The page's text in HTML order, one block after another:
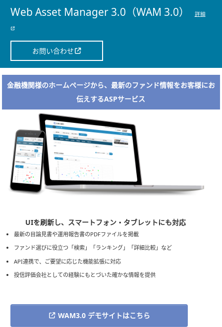
Web Asset Manager 3.0（WAM 3.0） 詳細
お問い合わせ
金融機関様のホームページから、最新のファンド情報をお客様にお
伝えするASPサービス
UIを刷新し、スマートフォン・タブレットにも対応
最新の目論見書や運用報告書のPDFファイルを掲載
ファンド選びに役立つ「検索」「ランキング」「詳細比較」など
API連携で、ご要望に応じた機能拡張に対応
投信評価会社としての経験にもとづいた確かな情報を提供
WAM3.0 デモサイトはこちら